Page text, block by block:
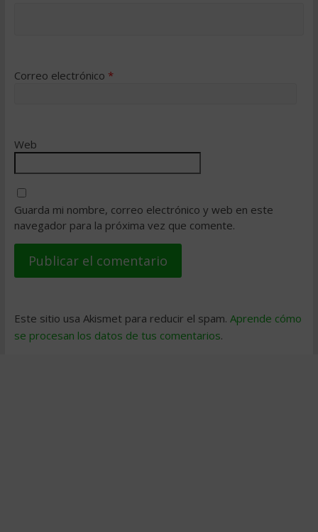
Correo electrónico *
Web
Guarda mi nombre, correo electrónico y web en este
navegador para la próxima vez que comente.
Este sitio usa Akismet para reducir el spam. Aprende cómo
se procesan los datos de tus comentarios.